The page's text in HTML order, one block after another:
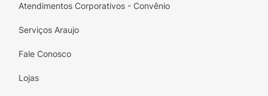
Atendimentos Corporativos - Convênio
Serviços Araujo
Fale Conosco
Lojas